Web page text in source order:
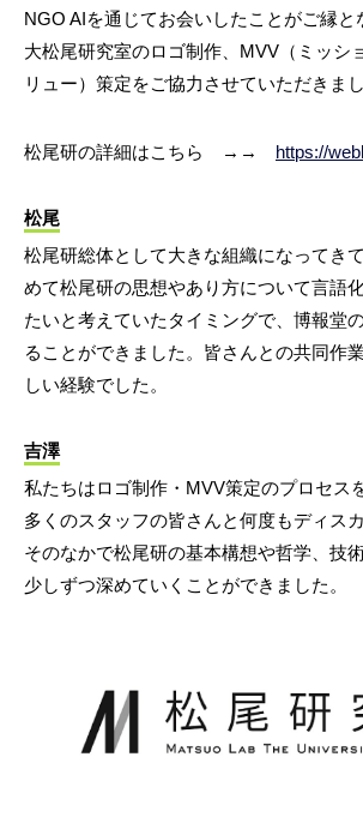
NGO AIを通じてお会いしたことがご縁と
大松尾研究室のロゴ制作、MVV（ミッシ
リュー）策定をご協力させていただきまし
松尾研の詳細はこちら →→ https://
松尾
松尾研総体として大きな組織になってき
めて松尾研の思想やあり方について言語
たいと考えていたタイミングで、博報堂
ることができました。皆さんとの共同作
しい経験でした。
吉澤
私たちはロゴ制作・MVV策定のプロセス
多くのスタッフの皆さんと何度もディス
そのなかで松尾研の基本構想や哲学、技
少しずつ深めていくことができました。